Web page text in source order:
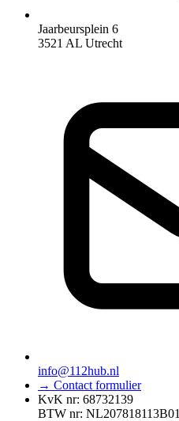
Jaarbeursplein 6
3521 AL Utrecht
info@112hub.nl
→ Contact formulier
KvK nr: 68732139
BTW nr: NL207818113B01